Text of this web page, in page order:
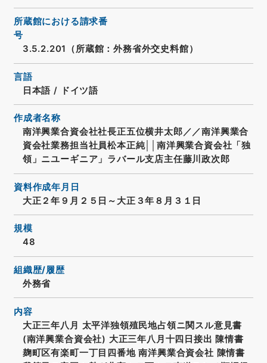
所蔵館における請求番
号
3.5.2.201（所蔵館：外務省外交史料館）
言語
日本語 / ドイツ語
作成者名称
南洋興業合資会社社長正五位横井太郎／／南洋興業合
資会社業務担当社員松本正純││南洋興業合資会社「独
領」ニユーギニア」ラバール支店主任藤川政次郎
資料作成年月日
大正２年９月２５日～大正３年８月３１日
規模
48
組織歴/履歴
外務省
内容
大正三年八月 太平洋独領殖民地占領ニ関スル意見書
(南洋興業合資会社) 大正三年八月十四日接出 陳情書
麹町区有楽町一丁目四番地 南洋興業合資会社 陳情書